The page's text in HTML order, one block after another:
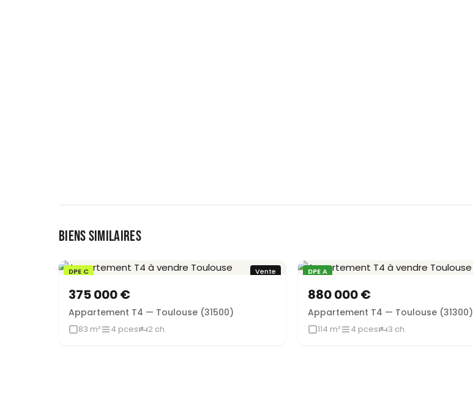
BIENS SIMILAIRES
DPE C Vente
375 000 €
Appartement T4 — Toulouse (31500)
83 m² 4 pces 2 ch.
DPE A
880 000 €
Appartement T4 — Toulouse (31300)
114 m² 4 pces 3 ch.